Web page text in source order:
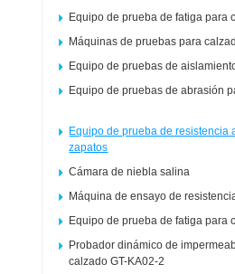
Equipo de prueba de fatiga para
Máquinas de pruebas para
Equipo de pruebas de
Equipo de pruebas de abrasión
Equipo de prueba de resistencia
zapatos
Cámara de niebla salina
Máquina de ensayo de
Equipo de prueba de fatiga para
Probador dinámico de
calzado GT-KA02-2